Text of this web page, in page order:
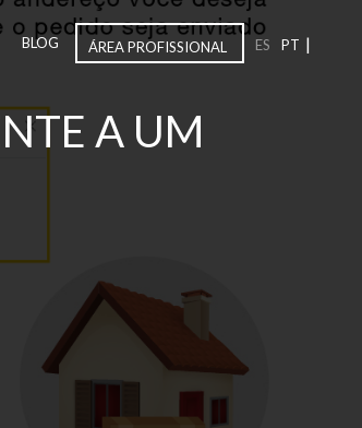
BLOG ÁREA PROFISSIONAL ES PT |
A UM